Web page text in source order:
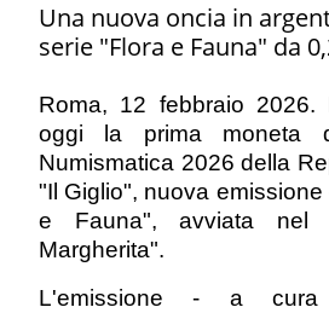
Una nuova oncia in
serie "Flora e Fauna" da
Roma, 12 febbraio 2026.
oggi la prima moneta
Numismatica 2026 della
"Il Giglio", nuova
e Fauna", avviata nel
Margherita".
L'emissione - a cura